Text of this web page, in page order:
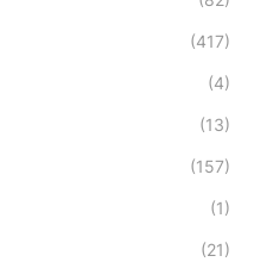
(417)
(4)
(13)
(157)
(1)
(21)